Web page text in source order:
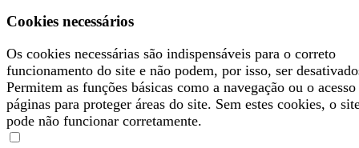
Cookies necessários
Os cookies necessárias são indispensáveis para o correto
funcionamento do site e não podem, por isso, ser
Permitem as funções básicas como a navegação ou o acesso
páginas para proteger áreas do site. Sem estes cookies, o
pode não funcionar corretamente.